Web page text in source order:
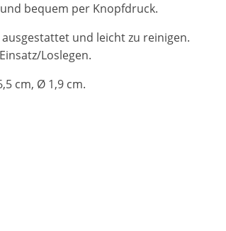
bequem per Knopfdruck.
und leicht zu reinigen.
Loslegen.
cm, Ø 1,9 cm.